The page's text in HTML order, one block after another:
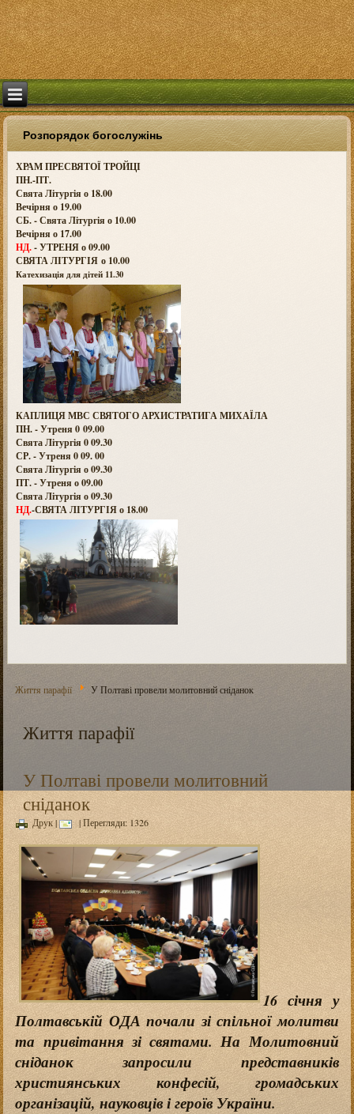
Розпорядок богослужінь
ХРАМ ПРЕСВЯТОЇ ТРОЙЦІ
ПН.-ПТ.
Свята Літургія о 18.00
Вечірня о 19.00
СБ. - Свята Літургія о 10.00
Вечірня о 17.00
НД.- УТРЕНЯ о 09.00
СВЯТА ЛІТУРГІЯ о 10.00
Катехизація для дітей 11.30
КАПЛИЦЯ МВС СВЯТОГО АРХИСТРАТИГА МИХАЇЛА
ПН. - Утреня 0 09.00
Свята Літургія 0 09.30
СР. - Утреня 0 09. 00
Свята Літургія о 09.30
ПТ. - Утреня о 09.00
Свята Літургія о 09.30
НД.-СВЯТА ЛІТУРГІЯ о 18.00
Життя парафії У Полтаві провели молитовний сніданок
Життя парафії
У Полтаві провели молитовний
сніданок
Друк| | Перегляди: 1326
16 січня у
Полтавській ОДА почали зі спільної молитви
та привітання зі святами. На Молитовний
сніданок запросили представників
християнських конфесій, громадських
організацій, науковців і героїв України.